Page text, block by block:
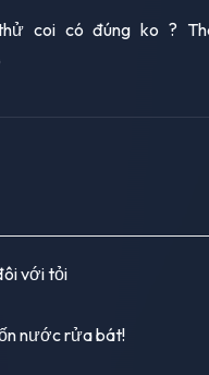
coi có đúng ko ?
với tỏi
nước rửa bát!